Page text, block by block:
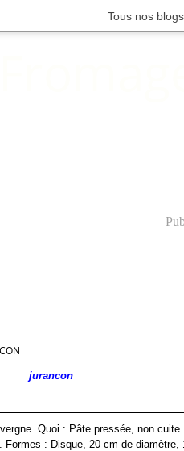
Tous nos
jurancon
Quoi : Pâte pressée, non
Formes : Disque, 20 cm de diamètre,